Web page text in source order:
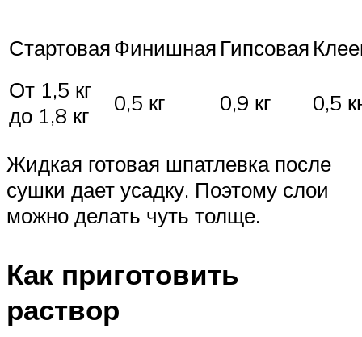
СтартоваяФинишная Гипсовая
От 1,5 кг
до 1,8 кг
0,5 кг 0,9 кг 0,5
Жидкая готовая шпатлевка после
сушки дает усадку. Поэтому слои
можно делать чуть толще.
Как приготовить
раствор